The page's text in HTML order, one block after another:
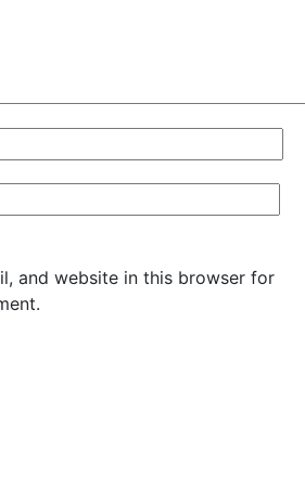
and website in this browser for